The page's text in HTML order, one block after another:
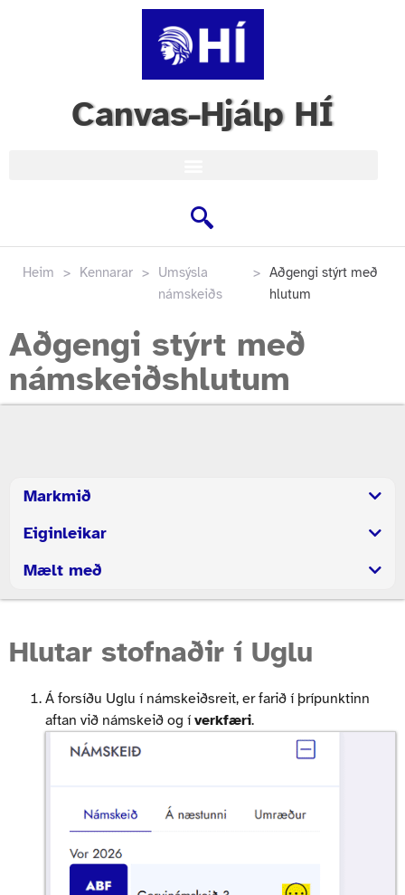
Canvas-Hjálp HÍ
Heim > Kennarar >
Umsýsla
námskeiðs
> Aðgengi stýrt með
hlutum
Aðgengi stýrt með
námskeiðshlutum
Markmið
Eiginleikar
Mælt með
Hlutar stofnaðir í Uglu
Á forsíðu Uglu í námskeiðsreit, er farið í þrípunktinn
aftan við námskeið og í verkfæri.